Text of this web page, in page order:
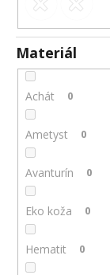
Materiál
Achát 0
Ametyst 0
Avanturín 0
Eko koža 0
Hematit 0